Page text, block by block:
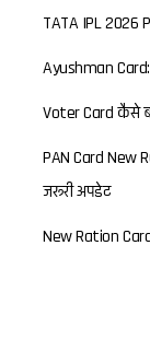
TATA IPL 2026
Ayushman
Voter Card कैसे
PAN Card New
जरूरी अपडेट
New Ration Card